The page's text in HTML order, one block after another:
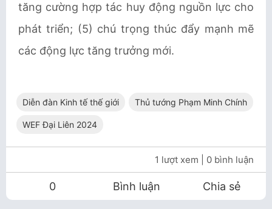
tăng cường hợp tác huy động nguồn lực cho
phát triển; (5) chú trọng thúc đẩy mạnh mẽ
các động lực tăng trưởng mới.
Diễn đàn Kinh tế thế giới Thủ tướng Phạm Minh Chính
WEF Đại Liên 2024
1 lượt xem | 0 bình luận
0 Bình luận Chia sẻ